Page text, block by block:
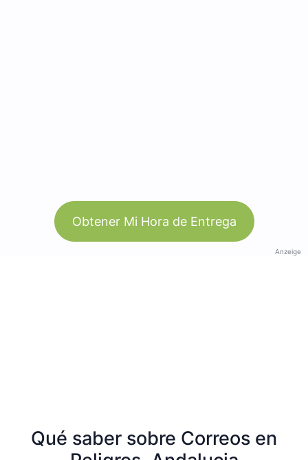
Obtener Mi Hora de Entrega
Anzeige
Qué saber sobre Correos en